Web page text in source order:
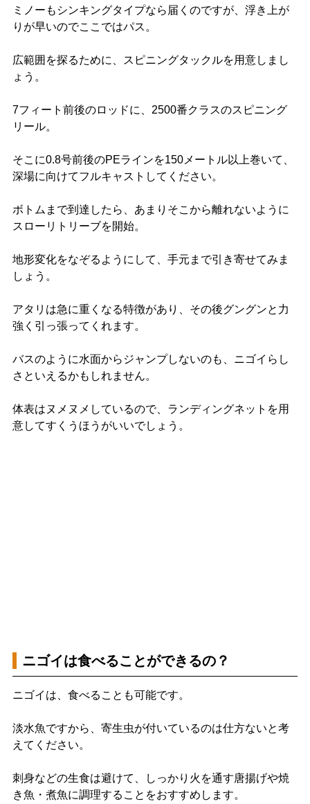
ミノーもシンキングタイプなら届くのですが、浮き上が
りが早いのでここではパス。
広範囲を探るために、スピニングタックルを用意しまし
ょう。
7フィート前後のロッドに、2500番クラスのスピニング
リール。
そこに0.8号前後のPEラインを150メートル以上巻いて、
深場に向けてフルキャストしてください。
ボトムまで到達したら、あまりそこから離れないように
スローリトリーブを開始。
地形変化をなぞるようにして、手元まで引き寄せてみま
しょう。
アタリは急に重くなる特徴があり、その後グングンと力
強く引っ張ってくれます。
バスのように水面からジャンプしないのも、ニゴイらし
さといえるかもしれません。
体表はヌメヌメしているので、ランディングネットを用
意してすくうほうがいいでしょう。
ニゴイは食べることができるの？
ニゴイは、食べることも可能です。
淡水魚ですから、寄生虫が付いているのは仕方ないと考
えてください。
刺身などの生食は避けて、しっかり火を通す唐揚げや焼
き魚・煮魚に調理することをおすすめします。